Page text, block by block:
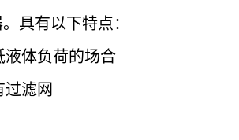
具有以下特点：
液体负荷的场合
滤网